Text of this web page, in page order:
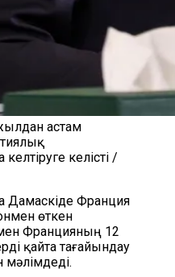
астам
келісті /
Дамаскіде Франция
өткен
Францияның 12
қайта тағайындау